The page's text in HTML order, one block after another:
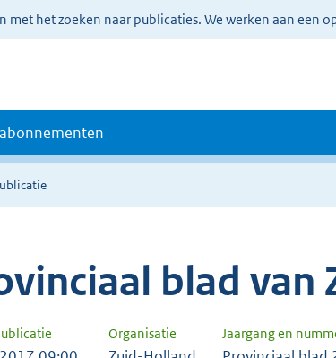
het zoeken naar publicaties. We werken aan een
blad van
Organisatie Jaargang en